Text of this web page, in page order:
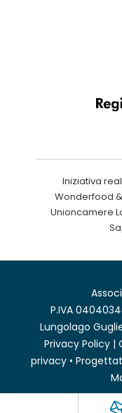
Iniziativa
Wonderfood
Unioncamere
P.IVA
Lungolago
Privacy Policy |
privacy•